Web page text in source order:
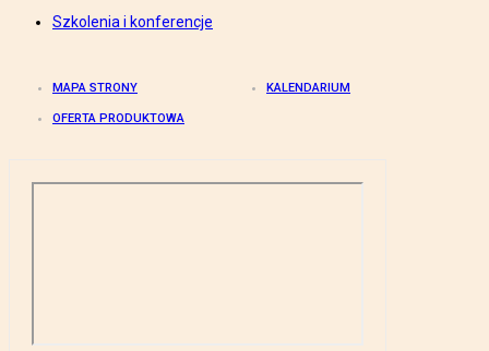
Szkolenia i konferencje
MAPA STRONY KALENDARIUM
OFERTA PRODUKTOWA